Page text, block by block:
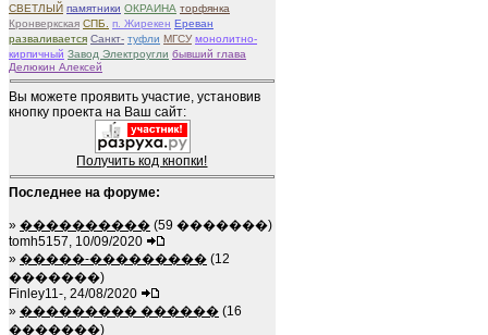
СВЕТЛЫЙ памятники ОКРАИНА торфянка
Кронверкская СПБ. п. Жирекен Ереван
разваливается Санкт- туфли МГСУ монолитно-
кирпичный Завод Электроугли бывший глава
Делюкин Алексей
Вы можете проявить участие, установив
кнопку проекта на Ваш сайт:
Получить код кнопки!
Последнее на форуме:
» ���������� (59 �������)
tomh5157, 10/09/2020
» �����-��������� (12
�������)
Finley11-, 24/08/2020
» ��������� ������ (16
�������)